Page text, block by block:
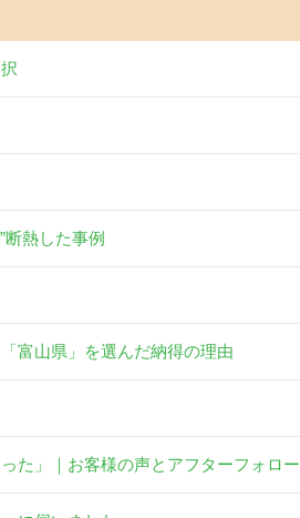
断熱した事例
富山県」を選んだ納得の理由
た」｜お客様の声とアフターフォロー